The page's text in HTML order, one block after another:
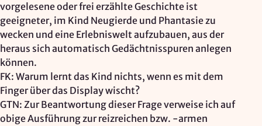
vorgelesene oder frei erzählte Geschichte ist
geeigneter, im Kind Neugierde und Phantasie zu
wecken und eine Erlebniswelt aufzubauen, aus der
heraus sich automatisch Gedächtnisspuren anlegen
können.
FK: Warum lernt das Kind nichts, wenn es mit dem
Finger über das Display wischt?
GTN: Zur Beantwortung dieser Frage verweise ich auf
obige Ausführung zur reizreichen bzw. -armen